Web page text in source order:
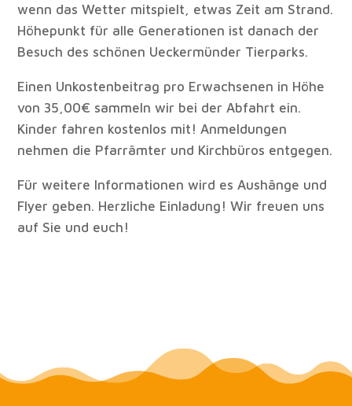
wenn das Wetter mitspielt, etwas Zeit am Strand.
Höhepunkt für alle Generationen ist danach der
Besuch des schönen Ueckermünder Tierparks.
Einen Unkostenbeitrag pro Erwachsenen in Höhe
von 35,00€ sammeln wir bei der Abfahrt ein.
Kinder fahren kostenlos mit! Anmeldungen
nehmen die Pfarrämter und Kirchbüros entgegen.
Für weitere Informationen wird es Aushänge und
Flyer geben. Herzliche Einladung! Wir freuen uns
auf Sie und euch!